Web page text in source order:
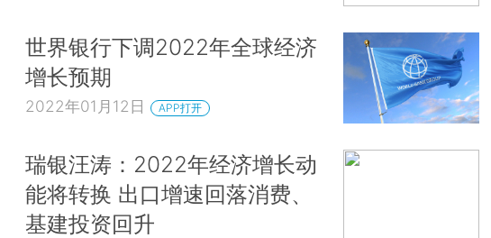
世界银行下调2022年全球经济
增长预期
2022年01月12日 APP打开
瑞银汪涛：2022年经济增长动
能将转换 出口增速回落消费、
基建投资回升